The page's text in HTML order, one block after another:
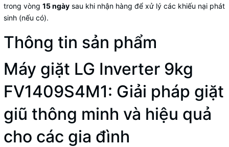
trong vòng 15 ngày sau khi nhận hàng để xử lý các khiếu nại phát
sinh (nếu có).
Thông tin sản phẩm
Máy giặt LG Inverter 9kg
FV1409S4M1: Giải pháp giặt
giũ thông minh và hiệu quả
cho các gia đình